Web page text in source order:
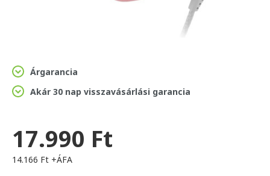
Árgarancia
Akár 30 nap visszavásárlási garancia
17.990 Ft
14.166 Ft +ÁFA